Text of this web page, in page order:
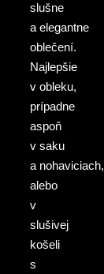
slušne
a elegantne
oblečení.
Najlepšie
v obleku,
prípadne
aspoň
v saku
a nohaviciach,
alebo
v
slušivej
košeli
s